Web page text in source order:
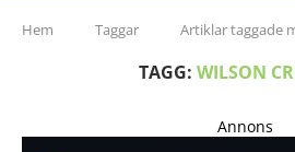
Hem Taggar Artiklar taggade
TAGG: WILSON
Annons